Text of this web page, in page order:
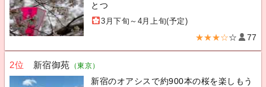
とつ
3月下旬～4月上旬(予定)
★★★☆☆ 77
2位 新宿御苑 （東京）
新宿のオアシスで約900本の桜を楽しもう